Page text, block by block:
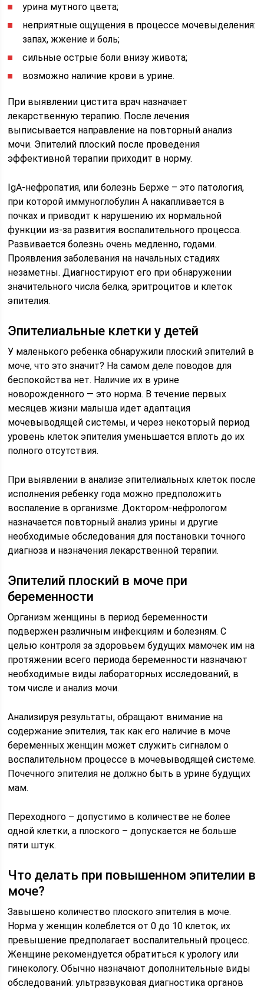
урина мутного цвета;
неприятные ощущения в процессе мочевыделения:
запах, жжение и боль;
сильные острые боли внизу живота;
возможно наличие крови в урине.
При выявлении цистита врач назначает
лекарственную терапию. После лечения
выписывается направление на повторный анализ
мочи. Эпителий плоский после проведения
эффективной терапии приходит в норму.
IgA-нефропатия, или болезнь Берже – это патология,
при которой иммуноглобулин A накапливается в
почках и приводит к нарушению их нормальной
функции из-за развития воспалительного процесса.
Развивается болезнь очень медленно, годами.
Проявления заболевания на начальных стадиях
незаметны. Диагностируют его при обнаружении
значительного числа белка, эритроцитов и клеток
эпителия.
Эпителиальные клетки у детей
У маленького ребенка обнаружили плоский эпителий в
моче, что это значит? На самом деле поводов для
беспокойства нет. Наличие их в урине
новорожденного — это норма. В течение первых
месяцев жизни малыша идет адаптация
мочевыводящей системы, и через некоторый период
уровень клеток эпителия уменьшается вплоть до их
полного отсутствия.
При выявлении в анализе эпителиальных клеток после
исполнения ребенку года можно предположить
воспаление в организме. Доктором-нефрологом
назначается повторный анализ урины и другие
необходимые обследования для постановки точного
диагноза и назначения лекарственной терапии.
Эпителий плоский в моче при
беременности
Организм женщины в период беременности
подвержен различным инфекциям и болезням. С
целью контроля за здоровьем будущих мамочек им на
протяжении всего периода беременности назначают
необходимые виды лабораторных исследований, в
том числе и анализ мочи.
Анализируя результаты, обращают внимание на
содержание эпителия, так как его наличие в моче
беременных женщин может служить сигналом о
воспалительном процессе в мочевыводящей системе.
Почечного эпителия не должно быть в урине будущих
мам.
Переходного – допустимо в количестве не более
одной клетки, а плоского – допускается не больше
пяти штук.
Что делать при повышенном эпителии в
моче?
Завышено количество плоского эпителия в моче.
Норма у женщин колеблется от 0 до 10 клеток, их
превышение предполагает воспалительный процесс.
Женщине рекомендуется обратиться к урологу или
гинекологу. Обычно назначают дополнительные виды
обследований: ультразвуковая диагностика органов